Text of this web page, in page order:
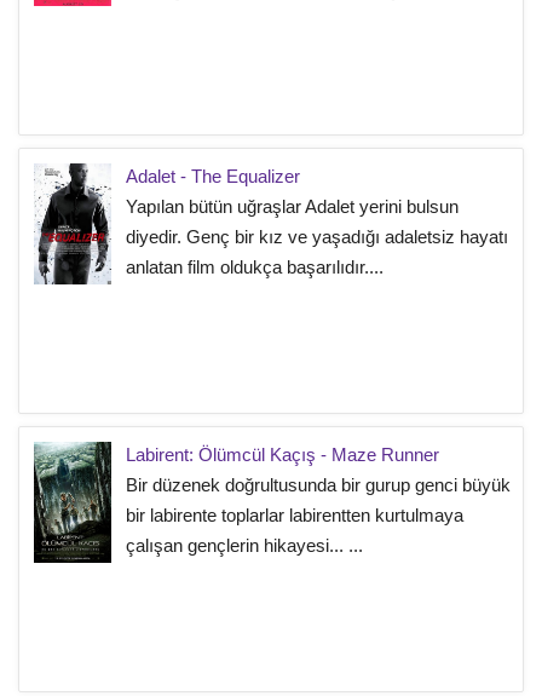
Adalet - The Equalizer
Yapılan bütün uğraşlar Adalet yerini bulsun
diyedir. Genç bir kız ve yaşadığı adaletsiz hayatı
anlatan film oldukça başarılıdır....
Labirent: Ölümcül Kaçış - Maze Runner
Bir düzenek doğrultusunda bir gurup genci büyük
bir labirente toplarlar labirentten kurtulmaya
çalışan gençlerin hikayesi... ...